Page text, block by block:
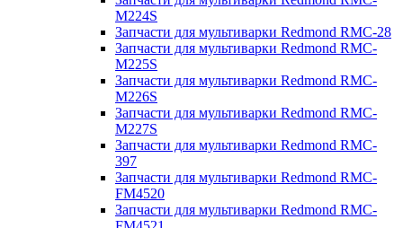
M224S
Запчасти для мультиварки Redmond RMC-28
Запчасти для мультиварки Redmond RMC-
M225S
Запчасти для мультиварки Redmond RMC-
M226S
Запчасти для мультиварки Redmond RMC-
M227S
Запчасти для мультиварки Redmond RMC-
397
Запчасти для мультиварки Redmond RMC-
FM4520
Запчасти для мультиварки Redmond RMC-